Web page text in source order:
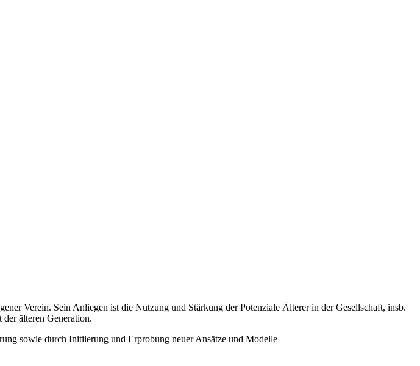
Verein. Sein Anliegen ist die Nutzung und Stärkung der Potenziale Älterer in der Gesellschaft, insb.
älteren Generation.
sowie durch Initiierung und Erprobung neuer Ansätze und Modelle